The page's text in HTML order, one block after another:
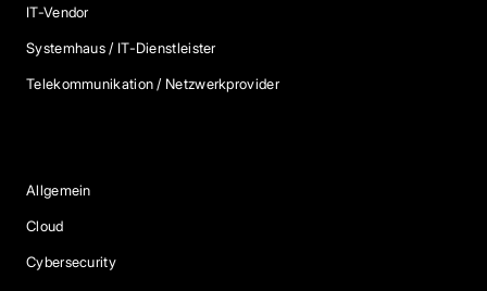
IT-Vendor
Systemhaus / IT-Dienstleister
Telekommunikation / Netzwerkprovider
Allgemein
Cloud
Cybersecurity